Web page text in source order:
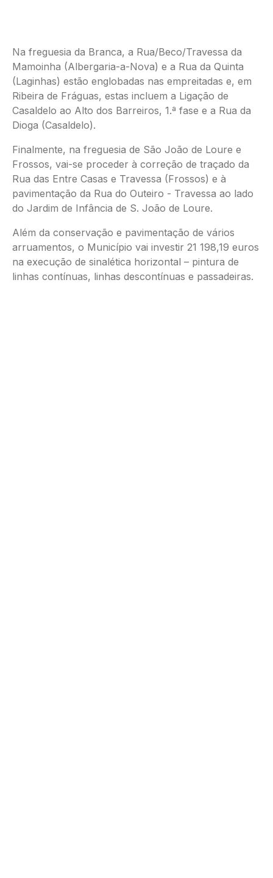
Na freguesia da Branca, a Rua/Beco/Travessa da
Mamoinha (Albergaria-a-Nova) e a Rua da Quinta
(Laginhas) estão englobadas nas empreitadas e, em
Ribeira de Fráguas, estas incluem a Ligação de
Casaldelo ao Alto dos Barreiros, 1.ª fase e a Rua da
Dioga (Casaldelo).
Finalmente, na freguesia de São João de Loure e
Frossos, vai-se proceder à correção de traçado da
Rua das Entre Casas e Travessa (Frossos) e à
pavimentação da Rua do Outeiro - Travessa ao lado
do Jardim de Infância de S. João de Loure.
Além da conservação e pavimentação de vários
arruamentos, o Município vai investir 21 198,19 euros
na execução de sinalética horizontal – pintura de
linhas contínuas, linhas descontínuas e passadeiras.